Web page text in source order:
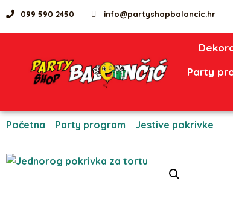
099 590 2450 info@partyshopbaloncic.hr
Party
Početna Party program Jestive pokrivke